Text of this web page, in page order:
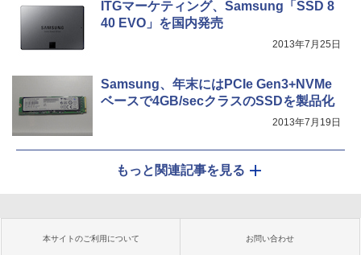
ITGマーケティング、Samsung「SSD 8
40 EVO」を国内発売
2013年7月25日
Samsung、年末にはPCIe Gen3+NVMe
ベースで4GB/secクラスのSSDを製品化
2013年7月19日
もっと関連記事を見る
本サイトのご利用について お問い合わせ